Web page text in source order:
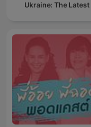
Ukraine: The Latest